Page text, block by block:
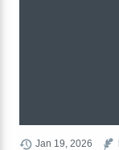
Jan 19, 2026